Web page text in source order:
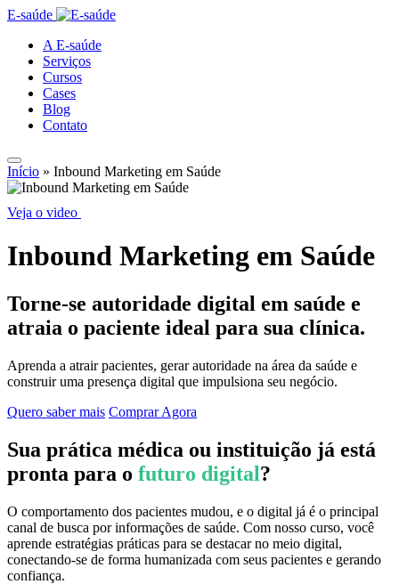
E-saúde
A E-saúde
Serviços
Cursos
Cases
Blog
Contato
Início » Inbound Marketing em Saúde
Veja o video
Inbound Marketing em Saúde
Torne-se autoridade digital em saúde e
atraia o paciente ideal para sua clínica.
Aprenda a atrair pacientes, gerar autoridade na área da saúde e
construir uma presença digital que impulsiona seu negócio.
Quero saber mais Comprar Agora
Sua prática médica ou instituição já está
pronta para o futuro digital?
O comportamento dos pacientes mudou, e o digital já é o principal
canal de busca por informações de saúde. Com nosso curso, você
aprende estratégias práticas para se destacar no meio digital,
conectando-se de forma humanizada com seus pacientes e gerando
confiança.